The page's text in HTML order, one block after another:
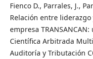
Fienco D., Parrales, J.,
Relación entre
empresa
Científica Arbitrada
Auditoría y Tributación